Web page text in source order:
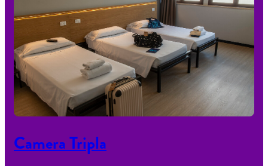
Camera Tripla